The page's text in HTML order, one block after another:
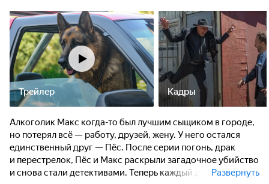
Трейлер Кадры
Алкоголик Макс когда-то был лучшим сыщиком в городе,
но потерял всё — работу, друзей, жену. У него остался
единственный друг — Пёс. После серии погонь, драк
и перестрелок, Пёс и Макс раскрыли загадочное убийство
и снова стали детективами. Теперь каждый деньРазвернуть